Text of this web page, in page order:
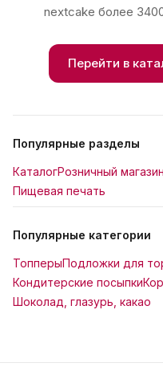
nextcake более
Перейти в
Популярные разделы
КаталогРозничный магазин
Пищевая печать
Популярные категории
ТопперыПодложки для
Кондитерские посыпки
Шоколад, глазурь, какао